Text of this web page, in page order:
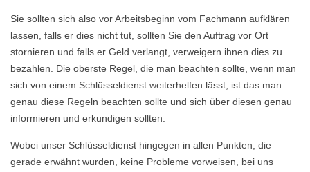
Sie sollten sich also vor Arbeitsbeginn vom Fachmann aufklären
lassen, falls er dies nicht tut, sollten Sie den Auftrag vor Ort
stornieren und falls er Geld verlangt, verweigern ihnen dies zu
bezahlen. Die oberste Regel, die man beachten sollte, wenn man
sich von einem Schlüsseldienst weiterhelfen lässt, ist das man
genau diese Regeln beachten sollte und sich über diesen genau
informieren und erkundigen sollten.
Wobei unser Schlüsseldienst hingegen in allen Punkten, die
gerade erwähnt wurden, keine Probleme vorweisen, bei uns